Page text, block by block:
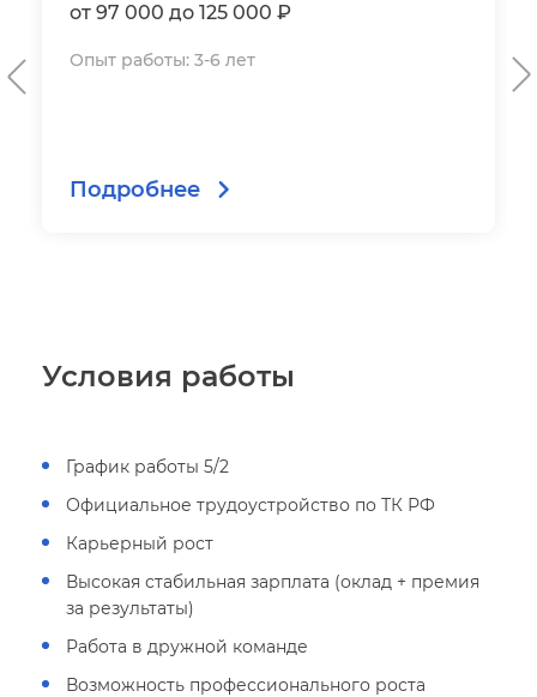
от 97 000 до 125 000 ₽
Опыт работы: 3-6 лет
Подробнее
Условия работы
График работы 5/2
Официальное трудоустройство по ТК РФ
Карьерный рост
ысокая стабильная зарплата (оклад + премия
за результаты)
Работа в дружной команде
озможность профессионального роста